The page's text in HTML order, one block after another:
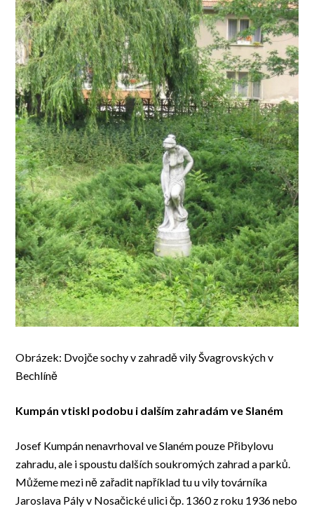
Obrázek: Dvojče sochy v zahradě vily Švagrovských v
Bechlíně
Kumpán vtiskl podobu i dalším zahradám ve Slaném
Josef Kumpán nenavrhoval ve Slaném pouze Přibylovu
zahradu, ale i spoustu dalších soukromých zahrad a parků.
Můžeme mezi ně zařadit například tu u vily továrníka
Jaroslava Pály v Nosačické ulici čp. 1360 z roku 1936 nebo